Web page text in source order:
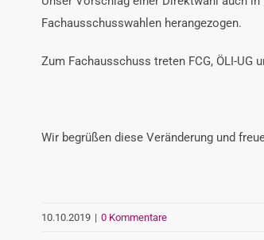
Fachausschusswahlen herangezogen.
Zum Fachausschuss treten FCG, ÖLI-UG
Wir begrüßen diese Veränderung und
10.10.2019 | 0 Kommentare